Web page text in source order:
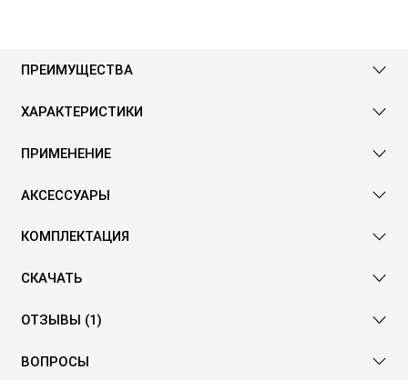
ПРЕИМУЩЕСТВА
ХАРАКТЕРИСТИКИ
ПРИМЕНЕНИЕ
АКСЕССУАРЫ
КОМПЛЕКТАЦИЯ
СКАЧАТЬ
ОТЗЫВЫ (1)
ВОПРОСЫ